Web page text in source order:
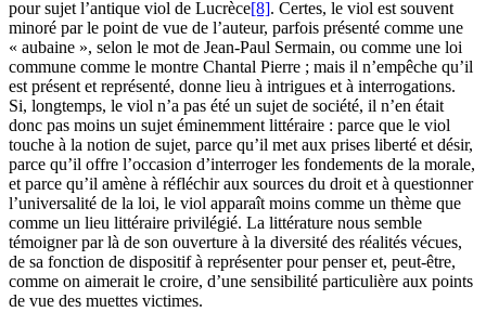
pour sujet l’antique viol de Lucrèce[8]. Certes, le viol est souvent
minoré par le point de vue de l’auteur, parfois présenté comme une
« aubaine », selon le mot de Jean-Paul Sermain, ou comme une loi
commune comme le montre Chantal Pierre ; mais il n’empêche qu’il
est présent et représenté, donne lieu à intrigues et à interrogations.
Si, longtemps, le viol n’a pas été un sujet de société, il n’en était
donc pas moins un sujet éminemment littéraire : parce que le viol
touche à la notion de sujet, parce qu’il met aux prises liberté et désir,
parce qu’il offre l’occasion d’interroger les fondements de la morale,
et parce qu’il amène à réfléchir aux sources du droit et à questionner
l’universalité de la loi, le viol apparaît moins comme un thème que
comme un lieu littéraire privilégié. La littérature nous semble
témoigner par là de son ouverture à la diversité des réalités vécues,
de sa fonction de dispositif à représenter pour penser et, peut-être,
comme on aimerait le croire, d’une sensibilité particulière aux points
de vue des muettes victimes.